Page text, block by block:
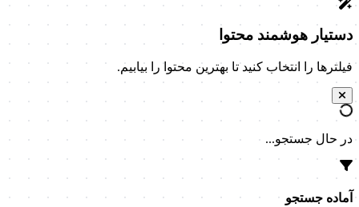
دستیار هوشمند محتوا
فیلترها را انتخاب کنید تا بهترین محتوا را بیابیم.
در حال جستجو...
آماده جستجو